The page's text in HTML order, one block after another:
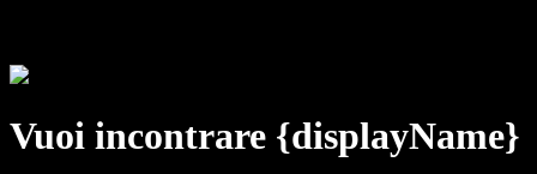
Vuoi incontrare {displayName}